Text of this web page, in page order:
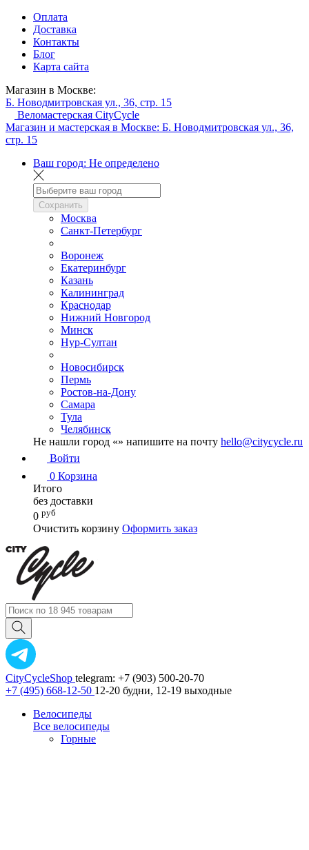
Оплата
Доставка
Контакты
Блог
Карта сайта
Магазин в Москве:
Б. Новодмитровская ул., 36, стр. 15
Веломастерская CityCycle
Магазин и мастерская в Москве: Б. Новодмитровская ул., 36,
стр. 15
Ваш город: Не определено
Сохранить
Москва
Санкт-Петербург
Воронеж
Екатеринбург
Казань
Калининград
Краснодар
Нижний Новгород
Минск
Нур-Султан
Новосибирск
Пермь
Ростов-на-Дону
Самара
Тула
Челябинск
Не нашли город «» напишите на почту hello@citycycle.ru
Войти
0 Корзина
Итого
без доставки
0 руб
Очистить корзину Оформить заказ
CityCycleShop telegram: +7 (903) 500-20-70
+7 (495) 668-12-50 12-20 будни, 12-19 выходные
Велосипеды
Все велосипеды
Горные